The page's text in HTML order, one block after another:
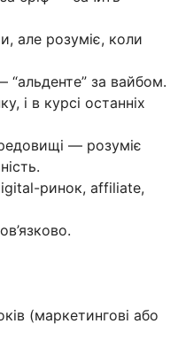
але розуміє, коли
за вайбом.
і в курсі останніх
— розуміє
ринок, affiliate,
(маркетингові або